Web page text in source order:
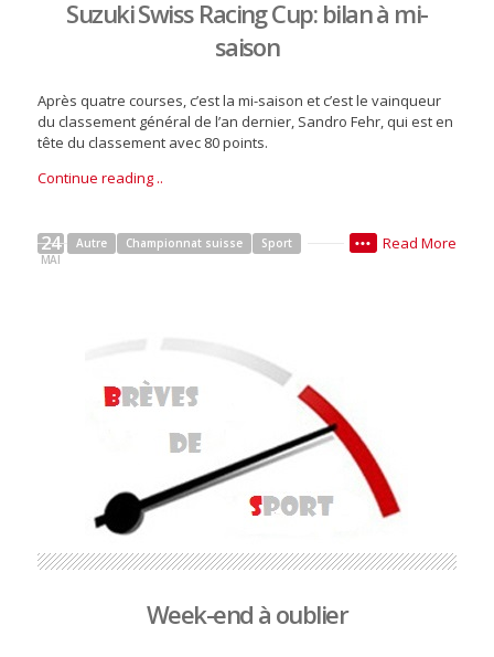
Suzuki Swiss Racing Cup: bilan à mi-
saison
Après quatre courses, c’est la mi-saison et c’est le vainqueur
du classement général de l’an dernier, Sandro Fehr, qui est en
tête du classement avec 80 points.
Continue reading ..
24
MAI
Autre Championnat suisse Sport Read More
•••
Week-end à oublier